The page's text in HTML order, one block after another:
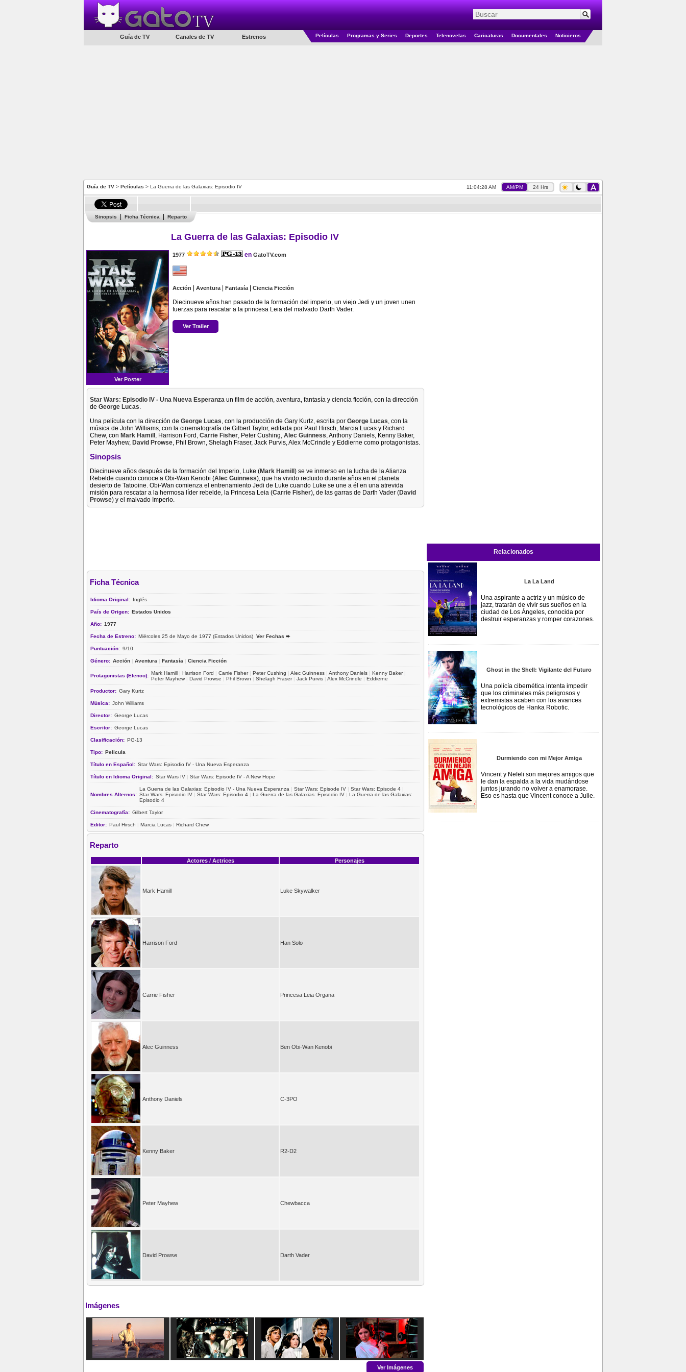
Guía de TV Canales de TV Estrenos Películas Programas y Series Deportes Telenovelas Caricaturas Documentales Noticieros
Guía de TV > Películas > La Guerra de las Galaxias: Episodio IV 11:04:29 AM AM/PM 24 Hrs
Sinopsis Ficha Técnica Reparto
La Guerra de las Galaxias: Episodio IV
Ver Poster
1977 en GatoTV.com
Acción Aventura| Fantasía| Ciencia Ficción
Diecinueve años han pasado de la formación del imperio, un viejo Jedi y un joven unen
fuerzas para rescatar a la princesa Leia del malvado Darth Vader.
Ver Trailer
Star Wars: Episodio IV - Una Nueva Esperanza un film de acción, aventura, fantasía y ciencia ficción, con la dirección
de George Lucas.
Una película con la dirección de George Lucas, con la producción de Gary Kurtz, escrita por George Lucas, con la
música de John Williams, con la cinematografía de Gilbert Taylor, editada por Paul Hirsch, Marcia Lucas y Richard
Chew, con Mark Hamill , Harrison Ford, Carrie Fisher, Peter Cushing, Alec Guinness, Anthony Daniels, Kenny Baker,
Peter Mayhew, David Prowse, Phil Brown, Shelagh Fraser, Jack Purvis, Alex McCrindle y Eddierne como protagonistas.
Sinopsis
Diecinueve años después de la formación del Imperio, Luke (Mark Hamill) se ve inmerso en la lucha de la Alianza
Rebelde cuando conoce a Obi-Wan Kenobi (Alec Guinness), que ha vivido recluido durante años en el planeta
desierto de Tatooine. Obi-Wan comienza el entrenamiento Jedi de Luke cuando Luke se une a él en una atrevida
misión para rescatar a la hermosa líder rebelde, la Princesa Leia (Carrie Fisher), de las garras de Darth Vader (David
Prowse) y el malvado Imperio.
Ficha Técnica
Idioma Original: Inglés
País de Origen: Estados Unidos
Año: 1977
Fecha de Estreno: Miércoles 25 de Mayo de 1977 (Estados Unidos) Ver Fechas ➨
Puntuación: 9/10
Género: Acción | Aventura | Fantasía | Ciencia Ficción
Protagonistas (Elenco): Mark Hamill | Harrison Ford | Carrie Fisher| Peter Cushing | Alec Guinness | Anthony Daniels | Kenny Baker|
Peter Mayhew | David Prowse | Phil Brown | Shelagh Fraser| Jack Purvis | Alex McCrindle | Eddierne
Productor: Gary Kurtz
Música: John Williams
Director: George Lucas
Escritor: George Lucas
Clasificación: PG-13
Tipo: Película
Título en Español: Star Wars: Episodio IV - Una Nueva Esperanza
Título en Idioma Original: Star Wars IV | Star Wars: Episode IV - A New Hope
Nombres Alternos:
La Guerra de las Galaxias: Episodio IV - Una Nueva Esperanza | Star Wars: Episode IV | Star Wars: Episode 4 |
Star Wars: Episodio IV | Star Wars: Episodio 4 | La Guerra de las Galaxias: Episodio IV | La Guerra de las Galaxias:
Episodio 4
Cinematografía: Gilbert Taylor
Editor: Paul Hirsch | Marcia Lucas | Richard Chew
Reparto
Actores / Actrices Personajes
Mark Hamill Luke Skywalker
Harrison Ford Han Solo
Carrie Fisher Princesa Leia Organa
Alec Guinness Ben Obi-Wan Kenobi
Anthony Daniels C-3PO
Kenny Baker R2-D2
Peter Mayhew Chewbacca
David Prowse Darth Vader
Imágenes
Ver Imágenes
Relacionados
La La Land
Una aspirante a actriz y un músico de
jazz, tratarán de vivir sus sueños en la
ciudad de Los Ángeles, conocida por
destruir esperanzas y romper corazones.
Ghost in the Shell: Vigilante del Futuro
Una policía cibernética intenta impedir
que los criminales más peligrosos y
extremistas acaben con los avances
tecnológicos de Hanka Robotic.
Durmiendo con mi Mejor Amiga
Vincent y Nefeli son mejores amigos que
le dan la espalda a la vida mudándose
juntos jurando no volver a enamorase.
Eso es hasta que Vincent conoce a Julie.